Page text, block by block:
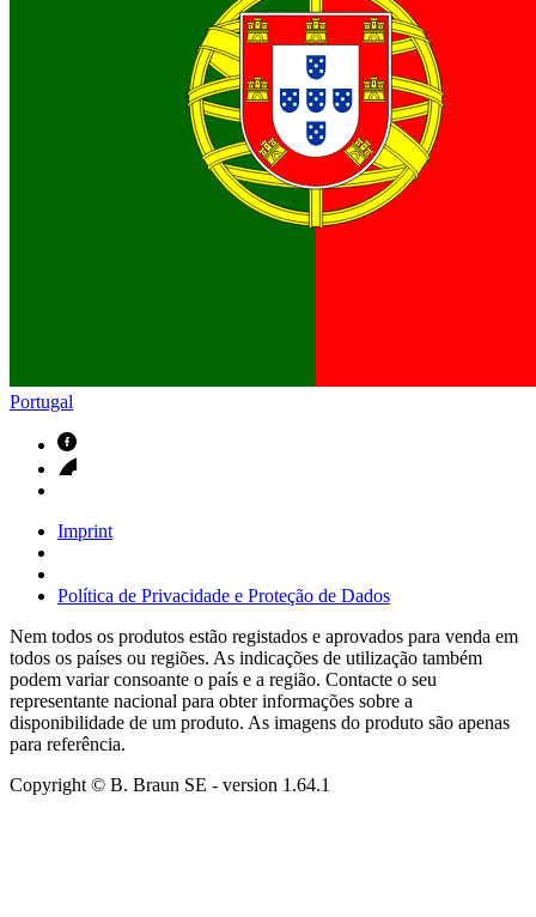
Portugal
Imprint
Política de Privacidade e Proteção de Dados
Nem todos os produtos estão registados e aprovados para venda em
todos os países ou regiões. As indicações de utilização também
podem variar consoante o país e a região. Contacte o seu
representante nacional para obter informações sobre a
disponibilidade de um produto. As imagens do produto são apenas
para referência.
Copyright © B. Braun SE - version 1.64.1